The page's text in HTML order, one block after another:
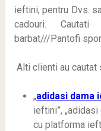
ieftini, pentru Dvs.
cadouri. Cautati
barbat///Pantofi
Alti clienti au cautat
„adidasi dama
ieftini”,
cu platforma